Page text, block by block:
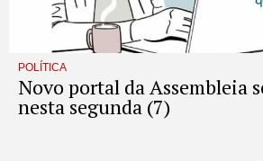
POLÍTICA
Novo portal da Assembleia
nesta segunda (7)